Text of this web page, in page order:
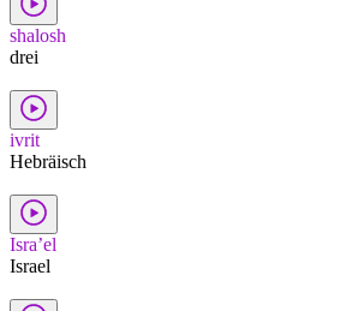
shalosh
drei
ivrit
Hebräisch
Isra’el
Israel